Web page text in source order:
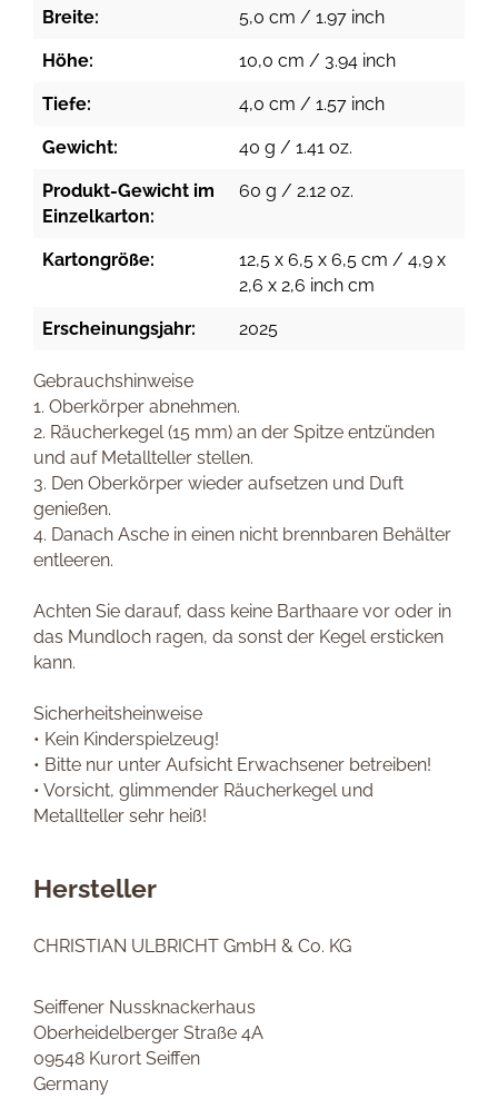
Breite: 5,0 cm / 1.97 inch
Höhe: 10,0 cm / 3.94 inch
Tiefe: 4,0 cm / 1.57 inch
Gewicht: 40 g / 1.41 oz.
Produkt-Gewicht im
Einzelkarton:
60 g / 2.12 oz.
Kartongröße:
12,5 x 6,5 x 6,5 cm / 4,9 x
2,6 x 2,6 inch cm
Erscheinungsjahr: 2025
Gebrauchshinweise
1. Oberkörper abnehmen.
2. Räucherkegel (15 mm) an der Spitze entzünden
und auf Metallteller stellen.
3. Den Oberkörper wieder aufsetzen und Duft
genießen.
4. Danach Asche in einen nicht brennbaren Behälter
entleeren.
Achten Sie darauf, dass keine Barthaare vor oder in
das Mundloch ragen, da sonst der Kegel ersticken
kann.
Sicherheitsheinweise
• Kein Kinderspielzeug!
• Bitte nur unter Aufsicht Erwachsener betreiben!
• Vorsicht, glimmender Räucherkegel und
Metallteller sehr heiß!
Hersteller
CHRISTIAN ULBRICHT GmbH & Co. KG
Seiffener Nussknackerhaus
Oberheidelberger Straße 4A
09548 Kurort Seiffen
Germany